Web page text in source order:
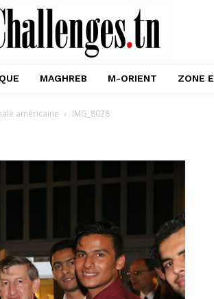
MAGHREB M-ORIENT ZONE
américaine IMG_8028